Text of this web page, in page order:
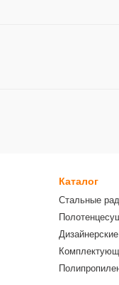
Каталог
Стальные